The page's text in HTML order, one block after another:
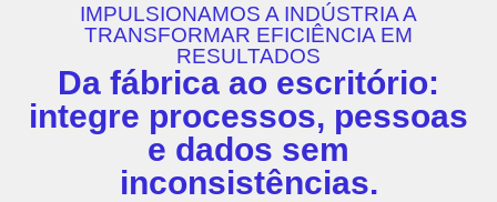
IMPULSIONAMOS A INDÚSTRIA A
TRANSFORMAR EFICIÊNCIA EM
RESULTADOS
Da fábrica ao escritório:
integre processos, pessoas
e dados sem
inconsistências.